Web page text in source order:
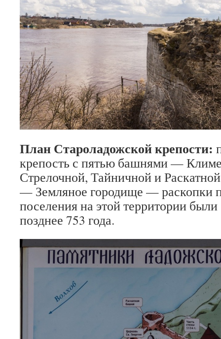
План Староладожской крепости:
крепость с пятью башнями —
Стрелочной, Тайничной и
— Земляное городище — раскопки
поселения на этой территории
позднее 753 года.